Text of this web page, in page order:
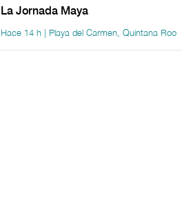
La Jornada Maya
Hace 14 h | Playa del Carmen, Quintana Roo